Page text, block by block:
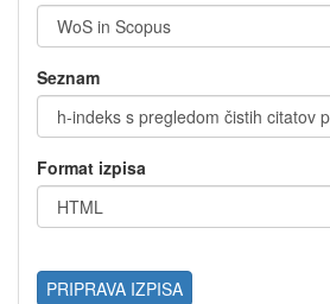
Seznam
Format izpisa
PRIPRAVA IZPISA